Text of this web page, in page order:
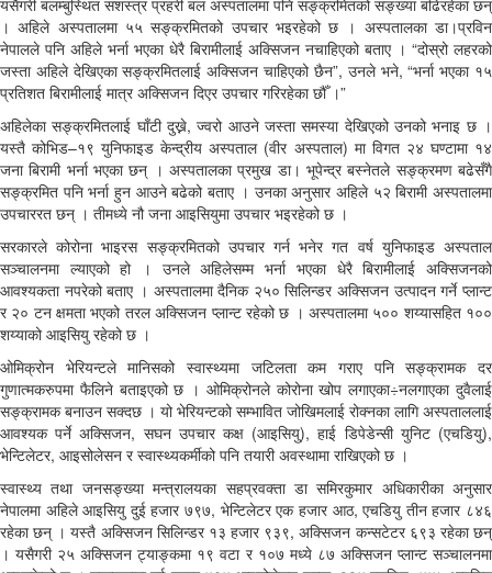
। अहिले अस्पतालमा ५५ सङ्क्रमितको उपचार भइरहेको छ । अस्पतालका डा।प्रविन
नेपालले पनि अहिले भर्ना भएका धेरै बिरामीलाई अक्सिजन नचाहिएको बताए । “दोस्रो लहरको
जस्ता अहिले देखिएका सङ्क्रमितलाई अक्सिजन चाहिएको छैन”, उनले भने, “भर्ना भएका १५
प्रतिशत बिरामीलाई मात्र अक्सिजन दिएर उपचार गरिरहेका छौँ ।”
अहिलेका सङ्क्रमितलाई घाँटी दुख्ने, ज्वरो आउने जस्ता समस्या देखिएको उनको भनाइ छ ।
यस्तै कोभिड–१९ युनिफाइड केन्द्रीय अस्पताल (वीर अस्पताल) मा विगत २४ घण्टामा १४
जना बिरामी भर्ना भएका छन् । अस्पतालका प्रमुख डा। भूपेन्द्र बस्नेतले सङ्क्रमण बढेसँगै
सङ्क्रमित पनि भर्ना हुन आउने बढेको बताए । उनका अनुसार अहिले ५२ बिरामी अस्पतालमा
उपचाररत छन् । तीमध्ये नौ जना आइसियुमा उपचार भइरहेको छ ।
सरकारले कोरोना भाइरस सङ्क्रमितको उपचार गर्न भनेर गत वर्ष युनिफाइड अस्पताल
सञ्चालनमा ल्याएको हो । उनले अहिलेसम्म भर्ना भएका धेरै बिरामीलाई अक्सिजनको
आवश्यकता नपरेको बताए । अस्पतालमा दैनिक २५० सिलिन्डर अक्सिजन उत्पादन गर्ने प्लान्ट
र २० टन क्षमता भएको तरल अक्सिजन प्लान्ट रहेको छ । अस्पतालमा ५०० शय्यासहित १००
शय्याको आइसियु रहेको छ ।
ओमिक्रोन भेरियन्टले मानिसको स्वास्थ्यमा जटिलता कम गराए पनि सङ्क्रामक दर
गुणात्मकरुपमा फैलिने बताइएको छ । ओमिक्रोनले कोरोना खोप लगाएका÷नलगाएका दुवैलाई
सङ्क्रामक बनाउन सक्दछ । यो भेरियन्टको सम्भावित जोखिमलाई रोक्नका लागि अस्पताललाई
आवश्यक पर्ने अक्सिजन, सघन उपचार कक्ष (आइसियु), हाई डिपेडेन्सी युनिट (एचडियु),
भेन्टिलेटर, आइसोलेसन र स्वास्थ्यकर्मीको पनि तयारी अवस्थामा राखिएको छ ।
स्वास्थ्य तथा जनसङ्ख्या मन्त्रालयका सहप्रवक्ता डा समिरकुमार अधिकारीका अनुसार
नेपालमा अहिले आइसियु दुई हजार ७९७, भेन्टिलेटर एक हजार आठ, एचडियु तीन हजार ८४६
रहेका छन् । यस्तै अक्सिजन सिलिन्डर १३ हजार ९३९, अक्सिजन कन्सटेटर ६९३ रहेका छन्
। यसैगरी २५ अक्सिजन ट्याङ्कमा १९ वटा र १०७ मध्ये ८७ अक्सिजन प्लान्ट सञ्चालनमा